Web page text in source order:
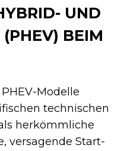
UND
BEIM
Modelle
technischen
herkömmliche
versagende Start-